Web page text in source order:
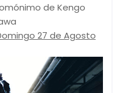
de Kengo
27 de Agosto